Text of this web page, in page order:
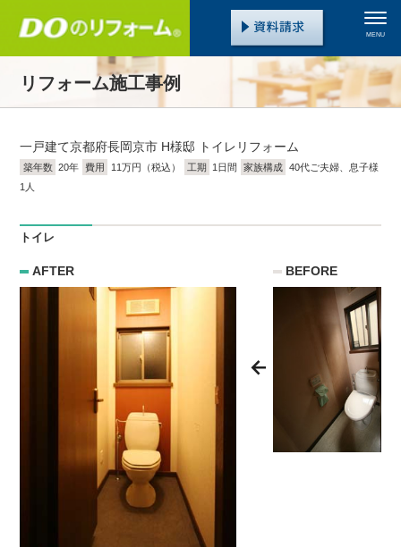
MENU
リフォーム施工事例
一戸建て京都府長岡京市 H様邸 トイレリフォーム
築年数 20年 費用 11万円（税込） 工期 1日間 家族構成 40代ご夫婦、息子様
1人
トイレ
BEFORE
AFTER